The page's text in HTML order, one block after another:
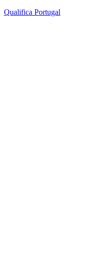
Qualifica Portugal